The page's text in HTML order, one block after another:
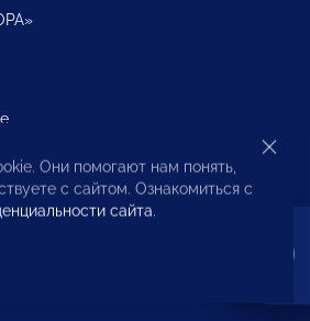
крупного бизнеса с
Они помогают нам понять,
с сайтом. Ознакомиться с
сайта.